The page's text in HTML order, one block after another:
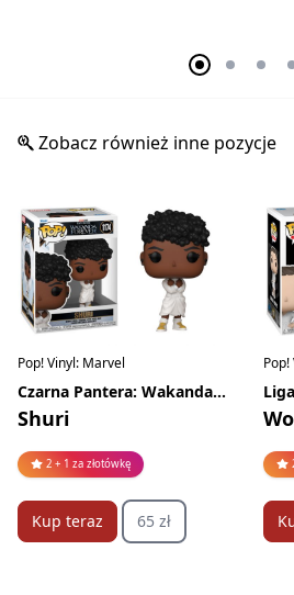
Zobacz również inne pozycje
Pop! Vinyl: Marvel
Czarna Pantera: Wakanda w moim sercu
Shuri
2 + 1 za złotówkę
Kup teraz 65 zł
Pop!